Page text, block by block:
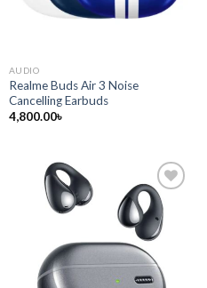
AUDIO
Realme Buds Air 3 Noise
Cancelling Earbuds
4,800.00৳